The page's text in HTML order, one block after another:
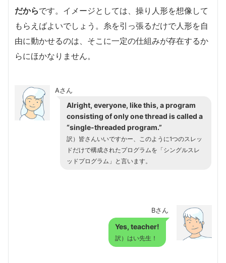
だからです。イメージとしては、操り人形を想像して
もらえばよいでしょう。糸を引っ張るだけで人形を自
由に動かせるのは、そこに一定の仕組みが存在するか
らにほかなりません。
Aさん
Alright, everyone, like this, a program
consisting of only one thread is called a
“single-threaded program.”
訳）皆さんいいですかー、このように1つのスレッ
ドだけで構成されたプログラムを「シングルスレ
ッドプログラム」と言います。
Bさん
Yes, teacher!
訳）はい先生！